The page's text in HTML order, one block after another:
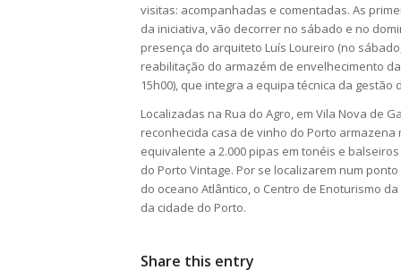
visitas: acompanhadas e comentadas. As
da iniciativa, vão decorrer no sábado e no
presença do arquiteto Luís Loureiro (no
reabilitação do armazém de envelhecimento
15h00), que integra a equipa técnica da gestão
Localizadas na Rua do Agro, em Vila Nova de
reconhecida casa de vinho do Porto armazena
equivalente a 2.000 pipas em tonéis e
do Porto Vintage. Por se localizarem num
do oceano Atlântico, o Centro de Enoturismo
da cidade do Porto.
Share this entry